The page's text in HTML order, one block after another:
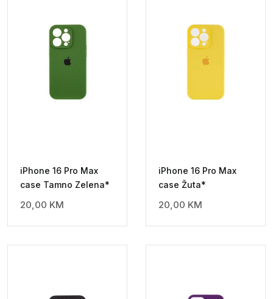
iPhone 16 Pro Max
case Tamno Zelena*
20,00 KM
iPhone 16 Pro Max
case Žuta*
20,00 KM